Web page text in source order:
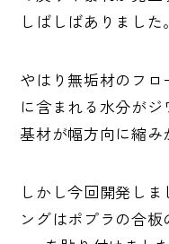
しばしばありました。
やはり無垢材のフ
に含まれる水分が
基材が幅方向に縮み
しかし今回開発し
ングはポプラの合